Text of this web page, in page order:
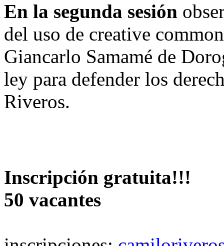
En la segunda sesión
del uso de creative
Giancarlo Samamé de
ley para defender los
Riveros.
Inscripción gratuita!!!
50 vacantes